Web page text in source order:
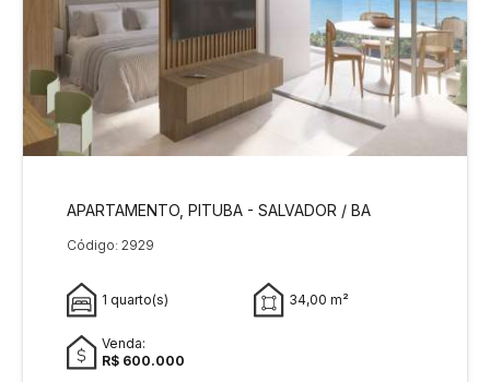
APARTAMENTO, PITUBA - SALVADOR / BA
Código: 2929
1 quarto(s) 34,00 m²
Venda:
R$ 600.000